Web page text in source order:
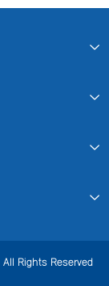
Rights Reserved